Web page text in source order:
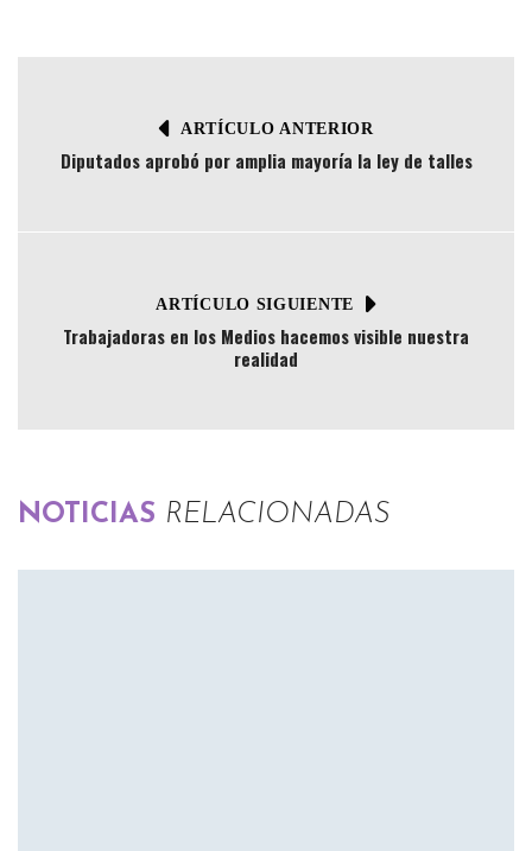
ARTÍCULO ANTERIOR
Diputados aprobó por amplia mayoría la ley de talles
ARTÍCULO SIGUIENTE
Trabajadoras en los Medios hacemos visible nuestra
realidad
NOTICIAS RELACIONADAS